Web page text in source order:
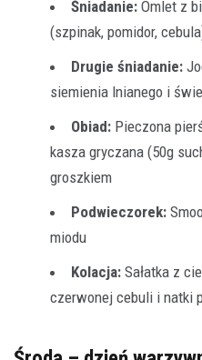
Śniadanie: Omlet z
(szpinak, pomidor,
Drugie śniadanie:
siemienia lnianego i
Obiad: Pieczona
kasza gryczana (50g
groszkiem
Podwieczorek:
miodu
Kolacja: Sałatka z
czerwonej cebuli i natki